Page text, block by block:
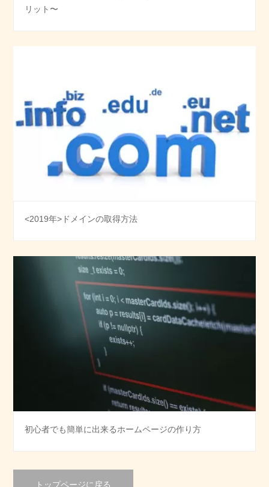
リット〜
<2019年>ドメインの取得方法
初心者でも簡単に出来るホームページの作り方
トップページに戻る